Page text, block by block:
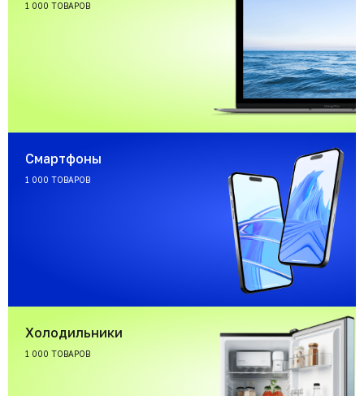
1 000 ТОВАРОВ
Смартфоны
1 000 ТОВАРОВ
Холодильники
1 000 ТОВАРОВ